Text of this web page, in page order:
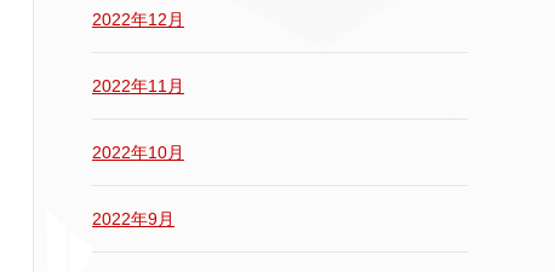
2022年12月
2022年11月
2022年10月
2022年9月